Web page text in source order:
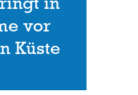
vor
Küste